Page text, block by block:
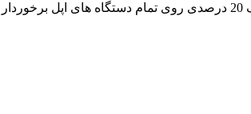
عجله کنید و از تخفیف 20 درصدی روی تمام دستگاه های اپل برخوردار